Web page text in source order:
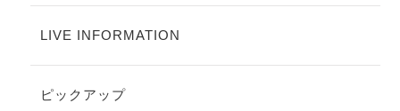
LIVE INFORMATION
ピックアップ